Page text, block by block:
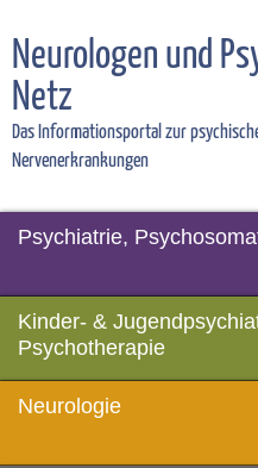
Neurologen und
Netz
Das Informationsportal zur
Nervenerkrankungen
Psychiatrie,
Kinder- &
Psychotherapie
Neurologie